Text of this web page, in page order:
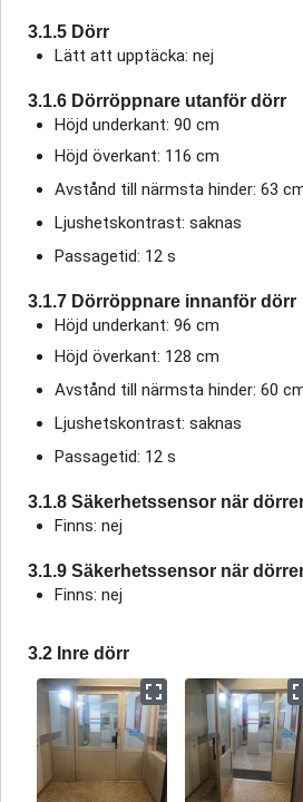
3.1.5 Dörr
Lätt att upptäcka: nej
3.1.6 Dörröppnare utanför dörr
Höjd underkant: 90 cm
Höjd överkant: 116 cm
Avstånd till närmsta hinder: 63
Ljushetskontrast: saknas
Passagetid: 12 s
3.1.7 Dörröppnare innanför dörr
Höjd underkant: 96 cm
Höjd överkant: 128 cm
Avstånd till närmsta hinder: 60
Ljushetskontrast: saknas
Passagetid: 12 s
3.1.8 Säkerhetssensor när
Finns: nej
3.1.9 Säkerhetssensor när
Finns: nej
3.2 Inre dörr